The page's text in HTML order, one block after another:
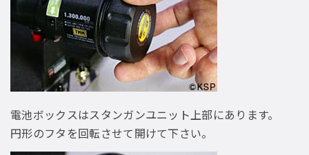
電池ボックスはスタンガンユニット上部にあります。
円形のフタを回転させて開けて下さい。